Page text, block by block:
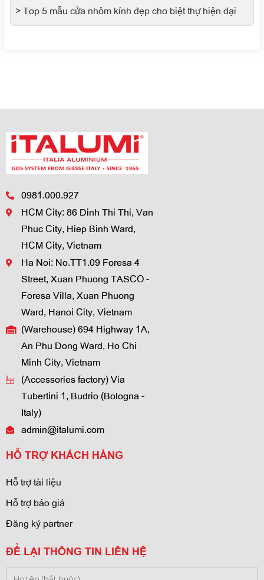
> Top 5 mẫu cửa nhôm kính đẹp cho biệt thự hiện đại
0981.000.927
HCM City: 86 Dinh Thi Thi, Van
Phuc City, Hiep Binh Ward,
HCM City, Vietnam
Ha Noi: No.TT1.09 Foresa 4
Street, Xuan Phuong TASCO -
Foresa Villa, Xuan Phuong
Ward, Hanoi City, Vietnam
(Warehouse) 694 Highway 1A,
An Phu Dong Ward, Ho Chi
Minh City, Vietnam
(Accessories factory) Via
Tubertini 1, Budrio (Bologna -
Italy)
admin@italumi.com
HỖ TRỢ KHÁCH HÀNG
Hỗ trợ tài liệu
Hỗ trợ báo giá
Đăng ký partner
ĐỂ LẠI THÔNG TIN LIÊN HỆ